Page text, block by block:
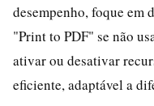
desempenho, foque em
"Print to PDF" se não
ativar ou desativar
eficiente, adaptável a